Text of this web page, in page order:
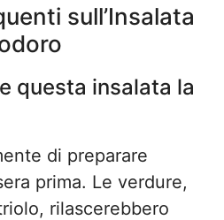
sull’Insalata
questa insalata la
di preparare
prima. Le verdure,
rilascerebbero